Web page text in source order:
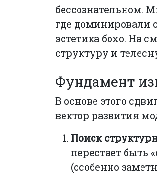
бессознательном.
где доминировали
эстетика бохо. На
структуру и
Фундамент
В основе этого
вектор развития
Поиск
перестает быть
(особенно